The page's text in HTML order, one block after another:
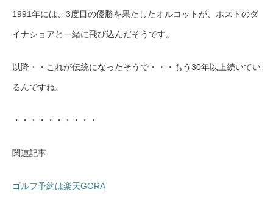
1991年には、3度目の優勝を果たしたオルコットが、ホストのダ
イナショアと一緒に飛び込んだそうです。
以降・・これが伝統になったそうで・・・もう30年以上続いてい
るんですね。
・・・・・・・・・・
関連記事
ゴルフ予約は楽天GORA